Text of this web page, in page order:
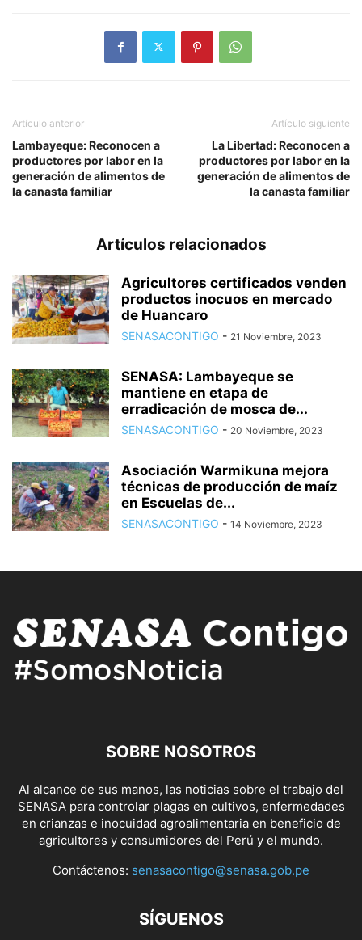
Artículo anterior
Lambayeque: Reconocen a
productores por labor en la
generación de alimentos de
la canasta familiar
Artículo siguiente
La Libertad: Reconocen a
productores por labor en la
generación de alimentos de
la canasta familiar
Artículos relacionados
Agricultores certificados venden
productos inocuos en mercado
de Huancaro
SENASACONTIGO - 21 Noviembre, 2023
SENASA: Lambayeque se
mantiene en etapa de
erradicación de mosca de...
SENASACONTIGO - 20 Noviembre, 2023
Asociación Warmikuna mejora
técnicas de producción de maíz
en Escuelas de...
SENASACONTIGO - 14 Noviembre, 2023
SOBRE NOSOTROS
Al alcance de sus manos, las noticias sobre el trabajo del
SENASA para controlar plagas en cultivos, enfermedades
en crianzas e inocuidad agroalimentaria en beneficio de
agricultores y consumidores del Perú y el mundo.
Contáctenos: senasacontigo@senasa.gob.pe
SÍGUENOS